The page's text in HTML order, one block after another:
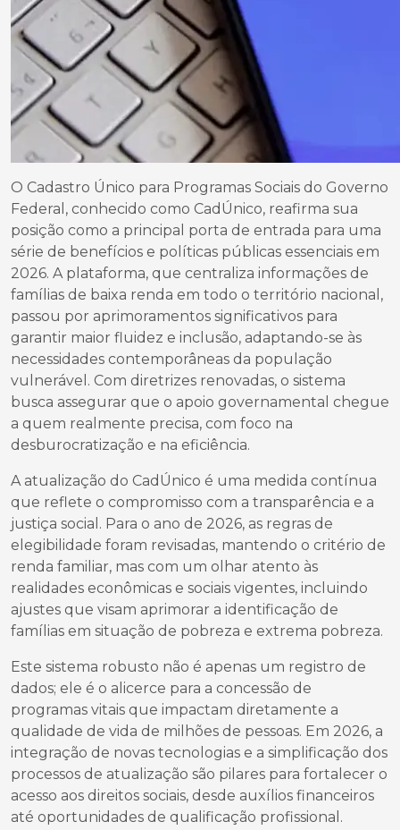
O Cadastro Único para Programas Sociais do Governo
Federal, conhecido como CadÚnico, reafirma sua
posição como a principal porta de entrada para uma
série de benefícios e políticas públicas essenciais em
2026. A plataforma, que centraliza informações de
famílias de baixa renda em todo o território nacional,
passou por aprimoramentos significativos para
garantir maior fluidez e inclusão, adaptando-se às
necessidades contemporâneas da população
vulnerável. Com diretrizes renovadas, o sistema
busca assegurar que o apoio governamental chegue
a quem realmente precisa, com foco na
desburocratização e na eficiência.
A atualização do CadÚnico é uma medida contínua
que reflete o compromisso com a transparência e a
justiça social. Para o ano de 2026, as regras de
elegibilidade foram revisadas, mantendo o critério de
renda familiar, mas com um olhar atento às
realidades econômicas e sociais vigentes, incluindo
ajustes que visam aprimorar a identificação de
famílias em situação de pobreza e extrema pobreza.
Este sistema robusto não é apenas um registro de
dados; ele é o alicerce para a concessão de
programas vitais que impactam diretamente a
qualidade de vida de milhões de pessoas. Em 2026, a
integração de novas tecnologias e a simplificação dos
processos de atualização são pilares para fortalecer o
acesso aos direitos sociais, desde auxílios financeiros
até oportunidades de qualificação profissional.